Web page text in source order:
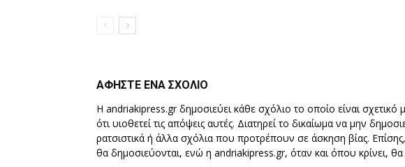
ΑΦΗΣΤΕ ΕΝΑ ΣΧΟΛΙΟ
Η andriakipress.gr δημοσιεύει κάθε σχόλιο το οποίο είναι
ότι υιοθετεί τις απόψεις αυτές. Διατηρεί το δικαίωμα να μην
ρατσιστικά ή άλλα σχόλια που προτρέπουν σε άσκηση βίας.
θα δημοσιεύονται, ενώ η andriakipress.gr, όταν και όπου κρίνει,